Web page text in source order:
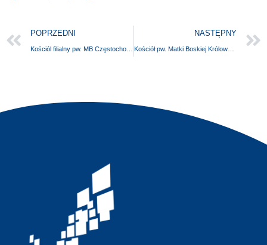
POPRZEDNI NASTĘPNY
Kościół pw. Matki Boskiej Królowej Polski